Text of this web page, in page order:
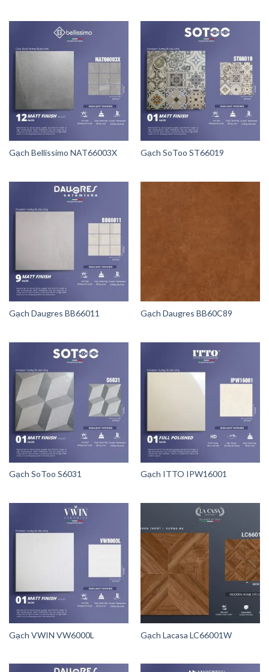
Gạch Bellissimo NAT66003X Gạch SoToo ST66019
Gạch Daugres BB66011 Gạch Daugres BB60C89
Gạch SoToo S6031 Gạch ITTO IPW16001
Gạch VWIN VW6000L Gạch Lacasa LC66001W